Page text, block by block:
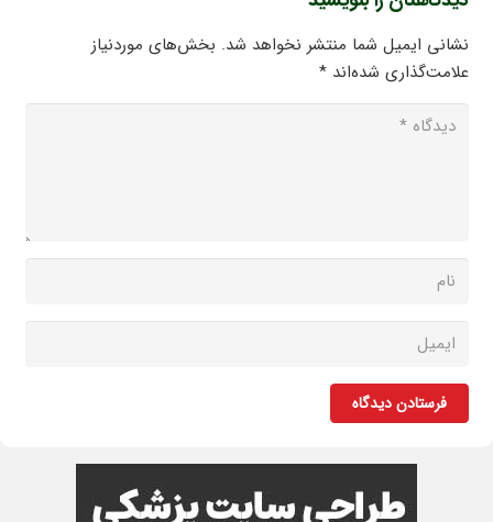
نشانی ایمیل شما منتشر نخواهد شد. بخش‌های موردنیاز
علامت‌گذاری شده‌اند*
فرستادن دیدگاه